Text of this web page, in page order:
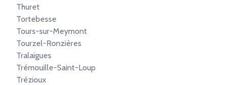
Thuret
Tortebesse
Tours-sur-Meymont
Tourzel-Ronzières
Tralaigues
Trémouille-Saint-Loup
Trézioux